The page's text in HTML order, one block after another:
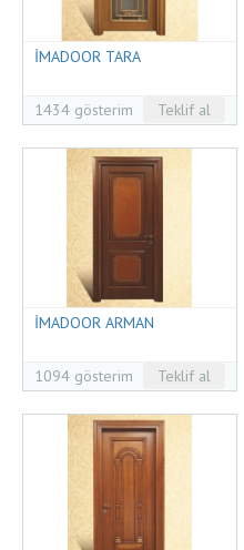
İMADOOR TARA
1434 gösterim Teklif al
İMADOOR ARMAN
1094 gösterim Teklif al